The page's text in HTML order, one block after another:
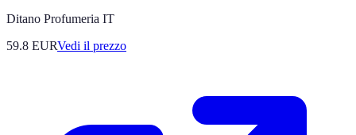
Ditano Profumeria IT
59.8 EURVedi il prezzo